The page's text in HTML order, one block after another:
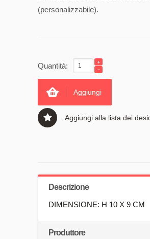
(personalizzabile).
Quantità:
Aggiungi
Aggiungi alla lista dei
Descrizione
DIMENSIONE: H 10 X 9 CM
Produttore